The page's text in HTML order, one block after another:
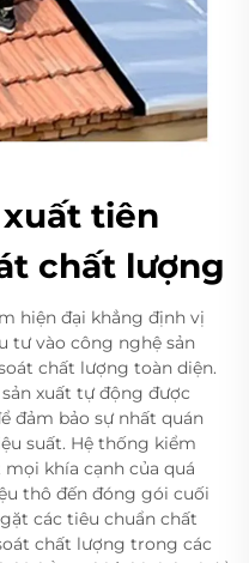
tiên
chất lượng
hiện đại khẳng định vị
tư vào công nghệ sản
chất lượng toàn diện.
xuất tự động được
đảm bảo sự nhất quán
suất. Hệ thống kiểm
khía cạnh của quá
thô đến đóng gói cuối
các tiêu chuẩn chất
chất lượng trong các